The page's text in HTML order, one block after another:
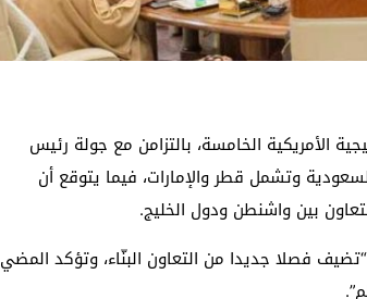
الأمريكية الخامسة، بالتزامن مع جولة رئيس
وتشمل قطر والإمارات، فيما يتوقع أن
بين واشنطن ودول الخليج.
فصلا جديدا من التعاون البنّاء، وتؤكد المضي